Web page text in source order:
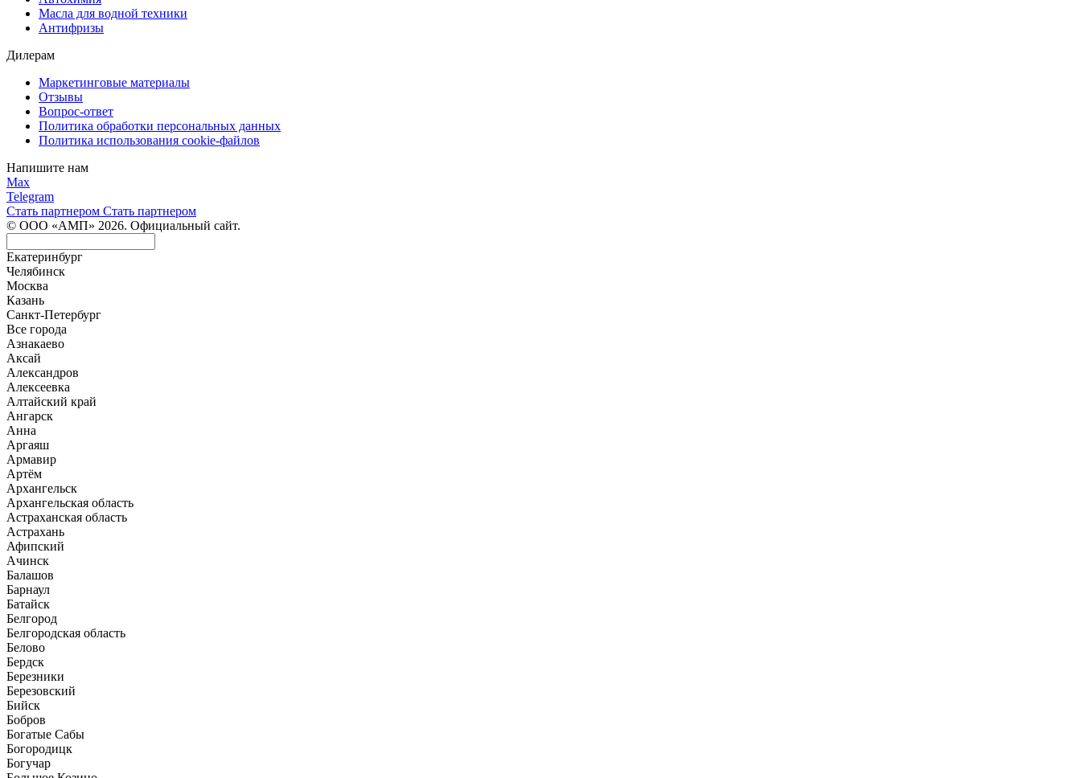
Масла для водной техники
Антифризы
Дилерам
Маркетинговые материалы
Отзывы
Вопрос-ответ
Политика обработки персональных данных
Политика использования cookie-файлов
Напишите нам
Max
Telegram
Стать партнером Стать партнером
© ООО «АМП» 2026. Официальный сайт.
Екатеринбург
Челябинск
Москва
Казань
Санкт-Петербург
Все города
Азнакаево
Аксай
Александров
Алексеевка
Алтайский край
Ангарск
Анна
Аргаяш
Армавир
Артём
Архангельск
Архангельская область
Астраханская область
Астрахань
Афипский
Ачинск
Балашов
Барнаул
Батайск
Белгород
Белгородская область
Белово
Бердск
Березники
Березовский
Бийск
Бобров
Богатые Сабы
Богородицк
Богучар